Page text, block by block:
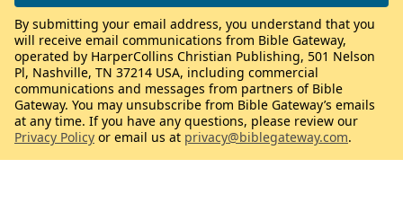
By submitting your email address, you understand that you
will receive email communications from Bible Gateway,
operated by HarperCollins Christian Publishing, 501 Nelson
Pl, Nashville, TN 37214 USA, including commercial
communications and messages from partners of Bible
Gateway. You may unsubscribe from Bible Gateway’s emails
at any time. If you have any questions, please review our
Privacy Policy or email us at privacy@biblegateway.com.